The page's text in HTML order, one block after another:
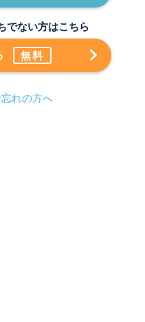
でない方はこちら
無料
れの方へ